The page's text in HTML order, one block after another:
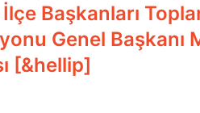
Başkanları
Genel Başkanı
[&hellip]